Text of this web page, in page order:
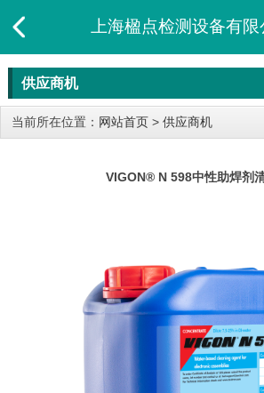
上海楹点检测设备有限
供应商机
当前所在位置： 网站首页 > 供应商机
VIGON® N 598中性助焊剂